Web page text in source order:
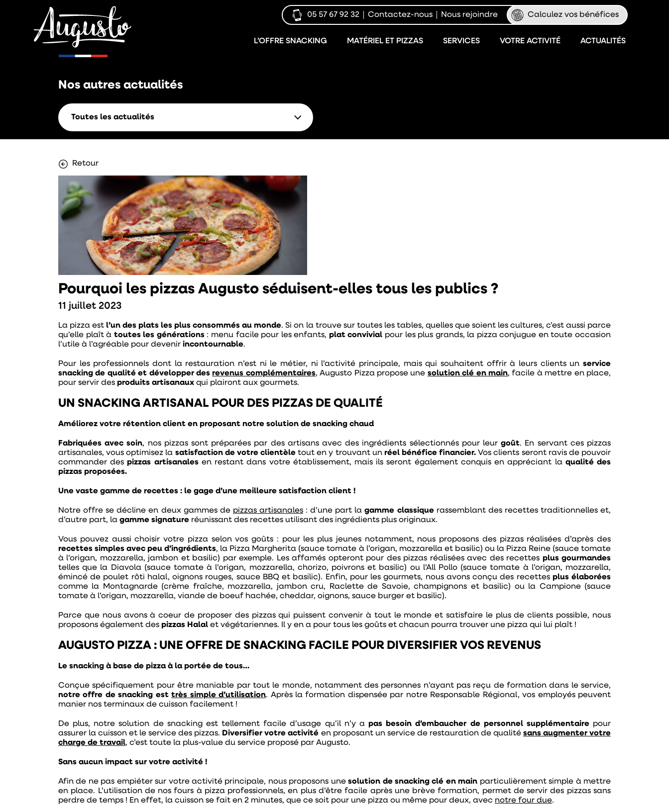
05 57 67 92 32 Contactez-nous Nous rejoindre Calculez vos bénéfices
L’OFFRE SNACKING MATÉRIEL ET PIZZAS SERVICES VOTRE ACTIVITÉ ACTUALITÉS
Nos autres actualités
Toutes les actualités
Retour
Pourquoi les pizzas Augusto séduisent-elles tous les publics ?
11 juillet 2023
La pizza est l’un des plats les plus consommés au monde. Si on la trouve sur toutes les tables, quelles que soient les cultures, c’est aussi parce
qu’elle plaît à toutes les générations: menu facile pour les enfants, plat convivial pour les plus grands, la pizza conjugue en toute occasion
l’utile à l’agréable pour devenir incontournable.
Pour les professionnels dont la restauration n’est ni le métier, ni l’activité principale, mais qui souhaitent offrir à leurs clients un service
snacking de qualité et développer des revenus complémentaires,Augusto Pizza propose une solution clé en main, facile à mettre en place,
pour servir des produits artisanaux qui plairont aux gourmets.
UN SNACKING ARTISANAL POUR DES PIZZAS DE QUALITÉ
Améliorez votre rétention client en proposant notre solution de snacking chaud
Fabriquées avec soin, nos pizzas sont préparées par des artisans avec des ingrédients sélectionnés pour leurgoût. En servant ces pizzas
artisanales, vous optimisez la satisfaction de votre clientèle tout en y trouvant un réel bénéfice financier.Vos clients seront ravis de pouvoir
commander des pizzas artisanalesen restant dans votre établissement, mais ils seront également conquis en appréciant laqualité des
pizzas proposées.
Une vaste gamme de recettes : le gage d’une meilleure satisfaction client !
Notre offre se décline en deux gammes de pizzas artisanales: d’une part lagamme classiquerassemblant des recettes traditionnelles et,
d’autre part, la gamme signature réunissant des recettes utilisant des ingrédients plus originaux.
Vous pouvez aussi choisir votre pizza selon vos goûts : pour les plus jeunes notamment, nous proposons des pizzas réalisées d’après des
recettes simples avec peu d’ingrédients, la Pizza Margherita (sauce tomate à l’origan, mozzarella et basilic) ou la Pizza Reine (sauce tomate
à l’origan, mozzarella, jambon et basilic) par exemple. Les affamés opteront pour des pizzas réalisées avec des recettes plus gourmandes
telles que la Diavola (sauce tomate à l’origan, mozzarella, chorizo, poivrons et basilic) ou l’All Pollo (sauce tomate à l’origan, mozzarella,
émincé de poulet rôti halal, oignons rouges, sauce BBQ et basilic). Enfin, pour les gourmets, nous avons conçu des recettes plus élaborées
comme la Montagnarde (crème fraîche, mozzarella, jambon cru, Raclette de Savoie, champignons et basilic) ou la Campione (sauce
tomate à l’origan, mozzarella, viande de boeuf hachée, cheddar, oignons, sauce burger et basilic).
Parce que nous avons à coeur de proposer des pizzas qui puissent convenir à tout le monde et satisfaire le plus de clients possible, nous
proposons également des pizzas Halal et végétariennes. Il y en a pour tous les goûts et chacun pourra trouver une pizza qui lui plaît !
AUGUSTO PIZZA : UNE OFFRE DE SNACKING FACILE POUR DIVERSIFIER VOS REVENUS
Le snacking à base de pizza à la portée de tous…
Conçue spécifiquement pour être maniable par tout le monde, notamment des personnes n’ayant pas reçu de formation dans le service,
notre offre de snacking esttrès simple d’utilisation. Après la formation dispensée par notre Responsable Régional, vos employés peuvent
manier nos terminaux de cuisson facilement !
De plus, notre solution de snacking est tellement facile d’usage qu’il n’y a pas besoin d’embaucher de personnel supplémentaire pour
assurer la cuisson et le service des pizzas. Diversifier votre activité en proposant un service de restauration de qualité sans augmenter votre
charge de travail, c’est toute la plus-value du service proposé par Augusto.
Sans aucun impact sur votre activité !
Afin de ne pas empiéter sur votre activité principale, nous proposons unesolution de snacking clé en main particulièrement simple à mettre
en place. L’utilisation de nos fours à pizza professionnels, en plus d’être facile après une brève formation, permet de servir des pizzas sans
perdre de temps ! En effet, la cuisson se fait en 2 minutes, que ce soit pour une pizza ou même pour deux, avec notre four due.